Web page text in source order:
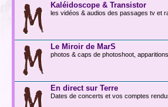
Kaléidoscope & Transistor
les vidéos & audios des passages tv et
Le Miroir de MarS
photos & caps de photoshoot,
En direct sur Terre
Dates de concerts et vos comptes